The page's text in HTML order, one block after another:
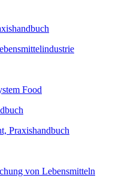
Food
Praxishandbuch
von Lebensmitteln